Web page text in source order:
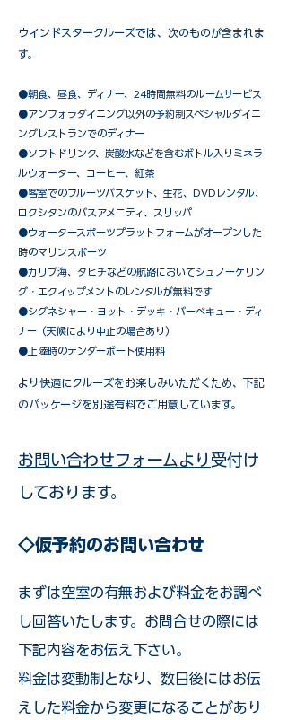
ウインドスタークルーズでは、次のものが含まれま
す。
●朝食、昼食、ディナー、24時間無料のルームサービス
​●アンフォラダイニング以外の予約制スペシャルダイニ
ングレストランでのディナー
●ソフトドリンク、炭酸水などを含むボトル入りミネラ
ルウォーター、コーヒー、紅茶
●客室でのフルーツバスケット、生花、DVDレンタル、
ロクシタンのバスアメニティ、スリッパ
●ウォータースポーツプラットフォームがオープンした
時のマリンスポーツ
●カリブ海、タヒチなどの航路においてシュノーケリン
グ・エクイップメントのレンタルが無料です
​●シグネシャー・ヨット・デッキ・バーベキュー・ディ
ナー（天候により中止の場合あり）
●上陸時のテンダーボート使用料
​より快適にクルーズをお楽しみいただくため、下記
のパッケージを別途有料でご用意しています。​
お問い合わせフォームより 受付け
しております。
◇仮予約のお問い合わせ
まずは空室の有無および料金をお調べ
し回答いたします。お問合せの際には
下記内容をお伝え下さい。
料金は変動制となり、数日後にはお伝
えした料金から変更になることがあり